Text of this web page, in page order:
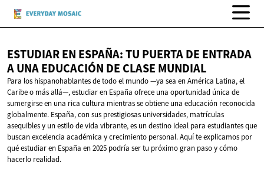
ESTUDIAR EN ESPAÑA: TU PUERTA DE ENTRADA
A UNA EDUCACIÓN DE CLASE MUNDIAL
Para los hispanohablantes de todo el mundo —ya sea en América Latina, el
Caribe o más allá—, estudiar en España ofrece una oportunidad única de
sumergirse en una rica cultura mientras se obtiene una educación reconocida
globalmente. España, con sus prestigiosas universidades, matrículas
asequibles y un estilo de vida vibrante, es un destino ideal para estudiantes que
buscan excelencia académica y crecimiento personal. Aquí te explicamos por
qué estudiar en España en 2025 podría ser tu próximo gran paso y cómo
hacerlo realidad.